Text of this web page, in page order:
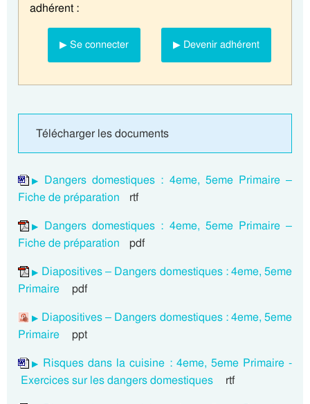
adhérent :
▶ Se connecter ▶ Devenir adhérent
Télécharger les documents
Dangers domestiques : 4eme, 5eme Primaire –
Fiche de préparation
rtf
Dangers domestiques : 4eme, 5eme Primaire –
Fiche de préparation
pdf
Diapositives – Dangers domestiques : 4eme, 5eme
Primaire
pdf
Diapositives – Dangers domestiques : 4eme, 5eme
Primaire
ppt
Risques dans la cuisine : 4eme, 5eme Primaire -
Exercices sur les dangers domestiques
rtf